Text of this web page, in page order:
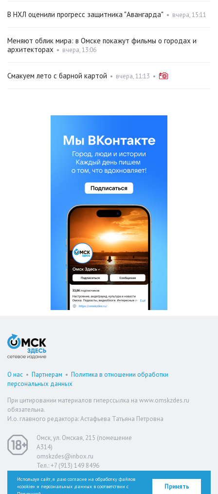
В НХЛ оценили прогресс защитника "Авангарда" • вчера, 15:11
Меняют облик мира: в Омске покажут фильмы о городах и
архитекторах • вчера, 13:06
Смакуем лето с барной картой • вчера, 11:13 •
О нас • Партнерам • Политика в отношении обработки
персональных данных
При цитировании материалов гиперссылка на www.omskzdes.ru
обязательна.
И.о. главного редактора: Астафьева Татьяна Петровна
Омск, ул. Омская, 215 (помещение
А314)
omskzdes@inbox.ru
Тел.: +7 (913) 149 8496
Версия для слабовидящих
Используя сайт, я даю согласие на обработку файлов
«cookie» и персональных данных в соответствии с
Принять